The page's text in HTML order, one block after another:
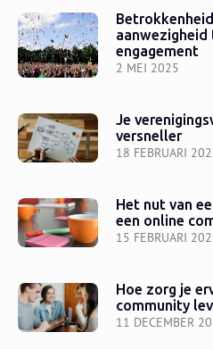
2 MEI 2025
engagement
18 FEBRUARI
Je
versneller
15 FEBRUARI
Het nut van
een online
11 DECEMBER
Hoe zorg je
community